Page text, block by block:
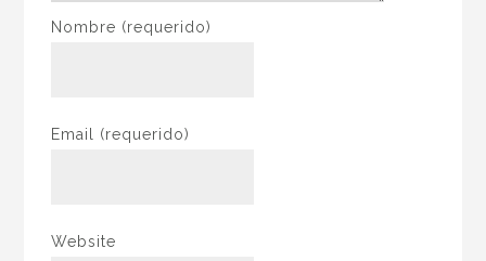
Nombre (requerido)
Email (requerido)
Website